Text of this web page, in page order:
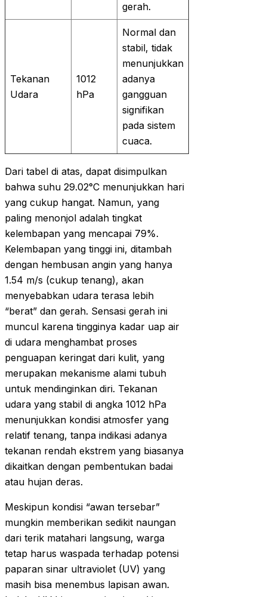
gerah.
Tekanan
Udara
1012
hPa
Normal dan
stabil, tidak
menunjukkan
adanya
gangguan
signifikan
pada sistem
cuaca.
Dari tabel di atas, dapat disimpulkan
bahwa suhu 29.02°C menunjukkan hari
yang cukup hangat. Namun, yang
paling menonjol adalah tingkat
kelembapan yang mencapai 79%.
Kelembapan yang tinggi ini, ditambah
dengan hembusan angin yang hanya
1.54 m/s (cukup tenang), akan
menyebabkan udara terasa lebih
“berat” dan gerah. Sensasi gerah ini
muncul karena tingginya kadar uap air
di udara menghambat proses
penguapan keringat dari kulit, yang
merupakan mekanisme alami tubuh
untuk mendinginkan diri. Tekanan
udara yang stabil di angka 1012 hPa
menunjukkan kondisi atmosfer yang
relatif tenang, tanpa indikasi adanya
tekanan rendah ekstrem yang biasanya
dikaitkan dengan pembentukan badai
atau hujan deras.
Meskipun kondisi “awan tersebar”
mungkin memberikan sedikit naungan
dari terik matahari langsung, warga
tetap harus waspada terhadap potensi
paparan sinar ultraviolet (UV) yang
masih bisa menembus lapisan awan.